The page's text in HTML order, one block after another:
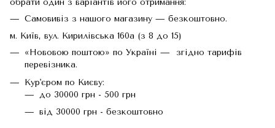
обрати один з варіантів його отримання:
Самовивіз з нашого магазину — безкоштовно.
м. Київ, вул. Кирилівська 160а (з 8 до 15)
«Нововою поштою» по Україні — згідно тарифів
перевізника.
Кур'єром по Києву:
до 30000 грн - 500 грн
від 30000 грн - безкоштовно